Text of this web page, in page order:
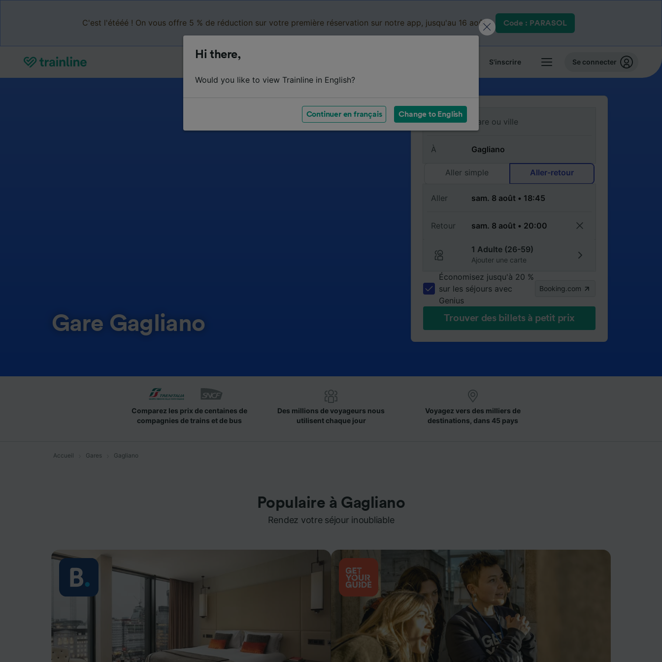
C'est l'étééé ! On vous offre 5 % de réduction sur votre première réservation sur notre app, jusqu'au 16 août. Code : PARASOL
S'inscrire Se connecter
Gare Gagliano
De
À
Aller simple Aller-retour
Aller
Retour
1 Adulte (26-59)
Ajouter une carte
Économisez jusqu'à 20 %
sur les séjours avec
Genius
Booking.com
Trouver des billets à petit prix
Comparez les prix de centaines de
compagnies de trains et de bus
Des millions de voyageurs nous
utilisent chaque jour
Voyagez vers des milliers de
destinations, dans 45 pays
Accueil Gares Gagliano
Populaire à Gagliano
Rendez votre séjour inoubliable
Hi there,
Would you like to view Trainline in English?
Continuer en français Change to English